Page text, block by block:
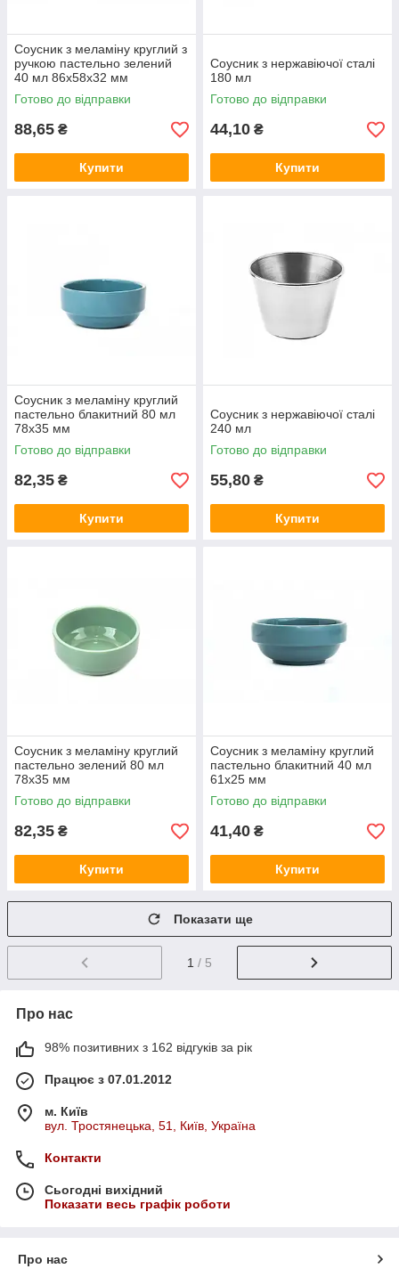
Соусник з меламіну круглий з
ручкою пастельно зелений
40 мл 86х58х32 мм
Готово до відправки
88,65 ₴
Купити
Соусник з нержавіючої сталі
180 мл
Готово до відправки
44,10 ₴
Купити
Соусник з меламіну круглий
пастельно блакитний 80 мл
78х35 мм
Готово до відправки
82,35 ₴
Купити
Соусник з нержавіючої сталі
240 мл
Готово до відправки
55,80 ₴
Купити
Соусник з меламіну круглий
пастельно зелений 80 мл
78х35 мм
Готово до відправки
82,35 ₴
Купити
Соусник з меламіну круглий
пастельно блакитний 40 мл
61х25 мм
Готово до відправки
41,40 ₴
Купити
Показати ще
1 / 5
Про нас
98% позитивних з 162 відгуків за рік
Працює з 07.01.2012
м. Київ
вул. Тростянецька, 51, Київ, Україна
Контакти
Сьогодні вихідний
Показати весь графік роботи
Про нас